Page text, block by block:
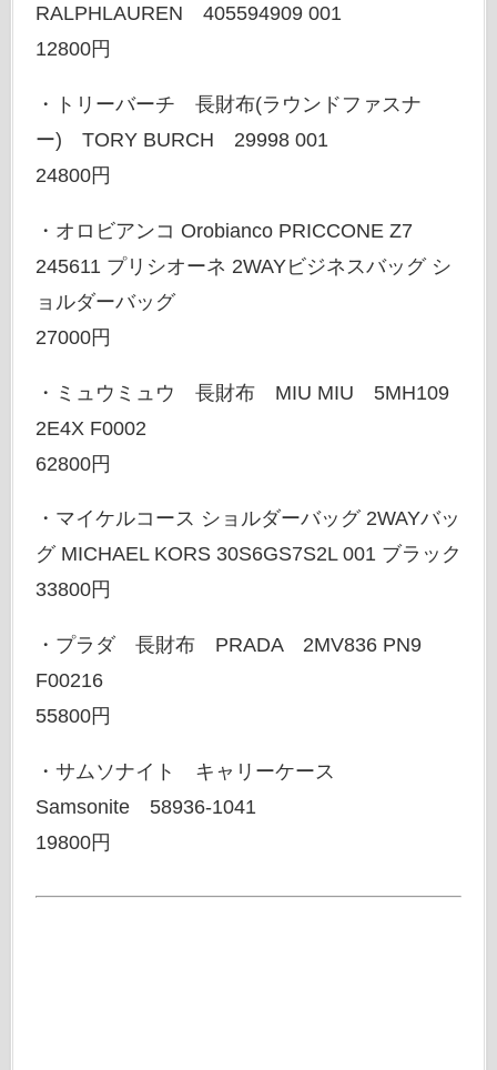
RALPHLAUREN 405594909 001
12800円
・トリーバーチ 長財布(ラウンドファスナ
ー) TORY BURCH 29998 001
24800円
・オロビアンコ Orobianco PRICCONE Z7
245611 プリシオーネ 2WAYビジネスバッグ シ
ョルダーバッグ
27000円
・ミュウミュウ 長財布 MIU MIU 5MH109
2E4X F0002
62800円
・マイケルコース ショルダーバッグ 2WAYバッ
グ MICHAEL KORS 30S6GS7S2L 001 ブラック
33800円
・プラダ 長財布 PRADA 2MV836 PN9
F00216
55800円
・サムソナイト キャリーケース
Samsonite 58936-1041
19800円